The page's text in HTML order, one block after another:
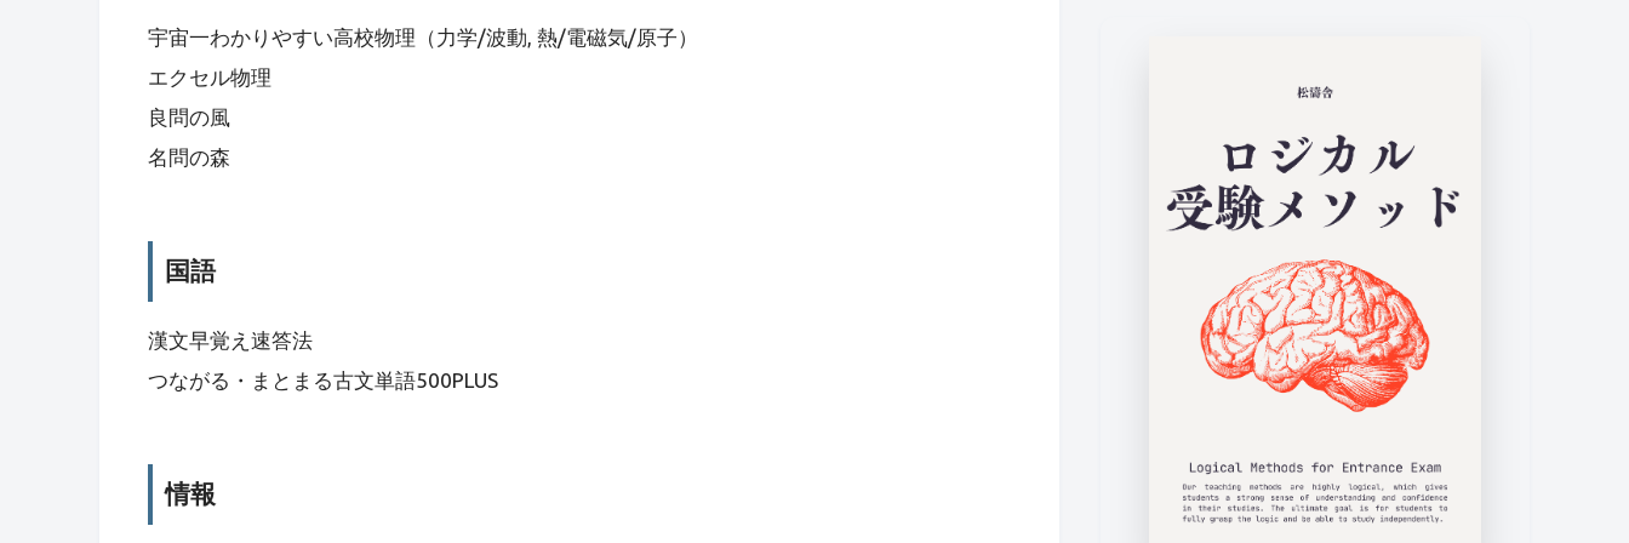
宇宙一わかりやすい高校物理（力学/波動, 熱/電磁気/原子）
エクセル物理
良問の風
名問の森
国語
漢文早覚え速答法
つながる・まとまる古文単語500PLUS
情報